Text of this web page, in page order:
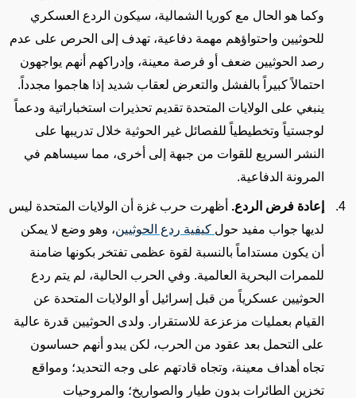
وكما هو الحال مع كوريا الشمالية، سيكون الردع العسكري
للحوثيين واحتواؤهم مهمة دفاعية، تهدف إلى الحرص على عدم
رصد الحوثيين ضعف أو فرصة معينة، وإدراكهم أنهم يواجهون
احتمالاً كبيراً بالفشل والتعرض لعقاب شديد إذا هاجموا مجدداً.
ينبغي على الولايات المتحدة تقديم تحذيرات استخباراتية ودعماً
لوجستياً وتخطيطياً للفصائل غير الحوثية خلال تدريبها على
النشر السريع للقوات من جبهة إلى أخرى، مما سيساهم في
المرونة الدفاعية.
إعادة فرض الردع. أظهرت حرب غزة أن الولايات المتحدة ليس
لديها جواب مفيد حول كيفية ردع الحوثيين، وهو وضع لا يمكن
أن يكون مستداماً بالنسبة لقوة عظمى تفتخر بكونها ضامنة
للممرات البحرية العالمية. وفي الحرب الحالية، لم يتم ردع
الحوثيين عسكرياً من قبل إسرائيل أو الولايات المتحدة عن
القيام بعمليات مزعزعة للاستقرار . ولدى الحوثيين قدرة عالية
على التحمل بعد عقود من الحرب، لكن يبدو أنهم حساسون
تجاه أهداف معينة، وتجاه قادتهم على وجه التحديد؛ ومواقع
تخزين الطائرات بدون طيار والصواريخ؛ والمروحيات